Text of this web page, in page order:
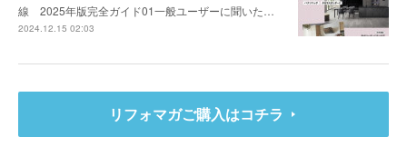
線 2025年版完全ガイド01一般ユーザーに聞いた…
2024.12.15 02:03
リフォマガご購入はコチラ